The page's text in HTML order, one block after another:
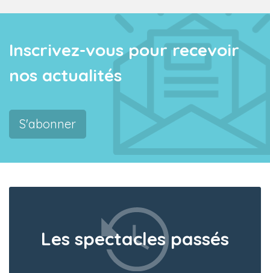
Inscrivez-vous pour recevoir
nos actualités
S'abonner
Les spectacles passés